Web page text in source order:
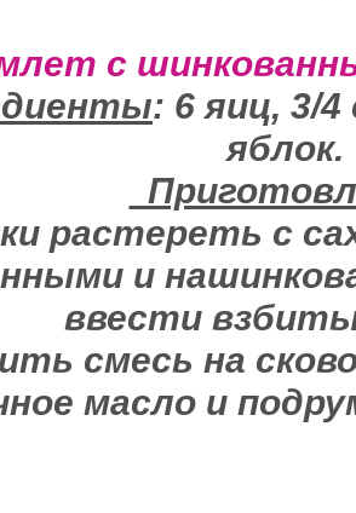
с
: 6 яиц, 3/4
яблок.
растереть с
и
ввести
смесь на
масло и